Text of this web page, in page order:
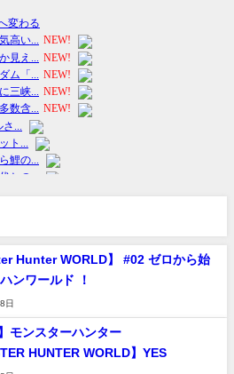
Hunter WORLD】 #02 ゼロから始
ンワールド ！
日
】モンスターハンター
HUNTER WORLD】YES